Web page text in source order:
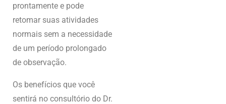
prontamente e pode
retomar suas atividades
normais sem a necessidade
de um período prolongado
de observação.
Os benefícios que você
sentirá no consultório do Dr.